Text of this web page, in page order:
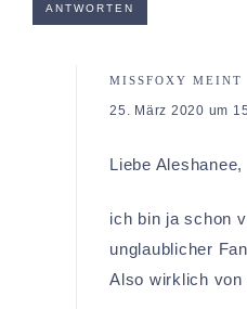
ANTWORTEN
MISSFOXY MEINT
25. März 2020 um
Liebe Aleshanee,
ich bin ja schon
unglaublicher
Also wirklich von